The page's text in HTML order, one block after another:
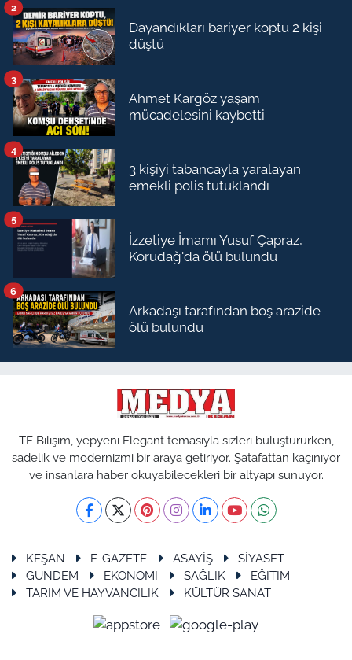
Dayandıkları bariyer koptu 2 kişi
düştü
2
Ahmet Kargöz yaşam
mücadelesini kaybetti
3
3 kişiyi tabancayla yaralayan
emekli polis tutuklandı
4
İzzetiye İmamı Yusuf Çapraz,
Korudağ'da ölü bulundu
5
Arkadaşı tarafından boş arazide
ölü bulundu
6
TE Bilişim, yepyeni Elegant temasıyla sizleri buluştururken,
sadelik ve modernizmi bir araya getiriyor. Şatafattan kaçınıyor
ve insanlara haber okuyabilecekleri bir altyapı sunuyor.
KEŞAN E-GAZETE ASAYİŞ
SİYASET
GÜNDEM
EKONOMİ SAĞLIK
EĞİTİM
TARIM VE HAYVANCILIK
KÜLTÜR SANAT